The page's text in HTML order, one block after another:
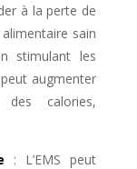
à la perte de
sain
stimulant les
augmenter
calories,
: L’EMS peut